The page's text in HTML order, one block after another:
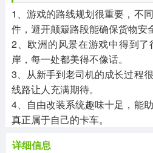
1、游戏的路线规划很重要，不
件，避开颠簸路段能确保货物安
2、欧洲的风景在游戏中得到
岸，每一处都美得不像话。
3、从新手到老司机的成长过程
线路让人充满期待。
4、自由改装系统趣味十足，能
真正属于自己的卡车。
详细信息